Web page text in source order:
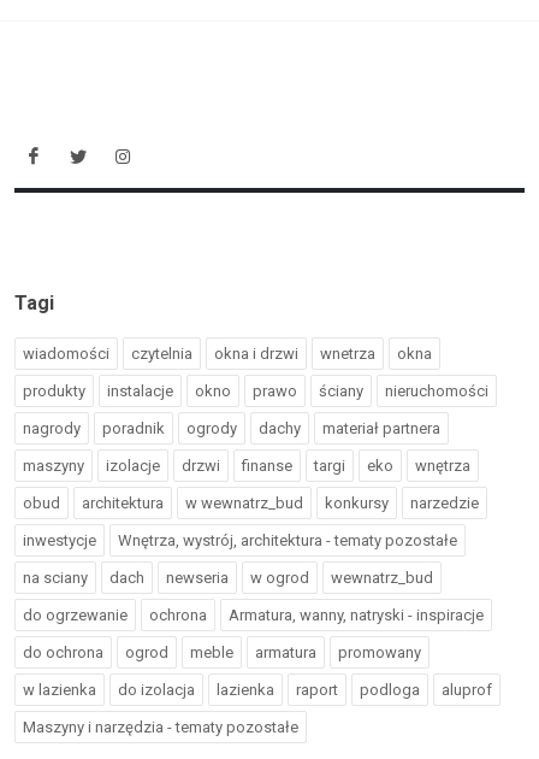
Tagi
wiadomości czytelnia okna i drzwi wnetrza okna
produkty instalacje okno prawo ściany nieruchomości
nagrody poradnik ogrody dachy materiał partnera
maszyny izolacje drzwi finanse targi eko wnętrza
obud architektura w wewnatrz_bud konkursy narzedzie
inwestycje Wnętrza, wystrój, architektura - tematy pozostałe
na sciany dach newseria w ogrod wewnatrz_bud
do ogrzewanie ochrona Armatura, wanny, natryski - inspiracje
do ochrona ogrod meble armatura promowany
w lazienka do izolacja lazienka raport podloga aluprof
Maszyny i narzędzia - tematy pozostałe